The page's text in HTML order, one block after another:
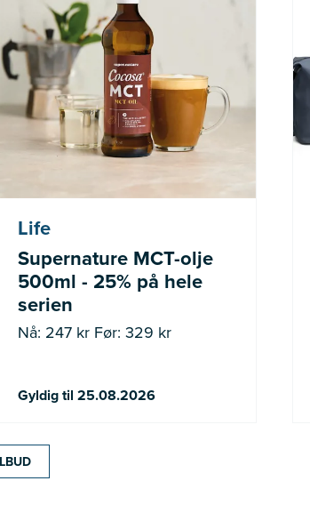
Life
Supernature MCT-olje
500ml - 25% på hele
serien
Nå: 247 kr Før: 329 kr
Gyldig til 25.08.2026